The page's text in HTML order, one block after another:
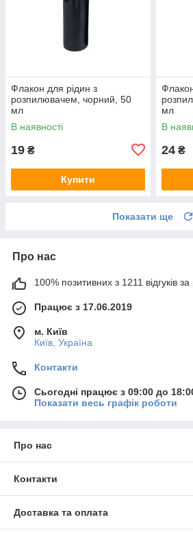
Флакон для рідин з
розпилювачем, чорний, 50
мл
В наявності
19 ₴
Купити
мл
В
24 ₴
Показати ще
Про нас
100% позитивних з 1211 відгуків за
Працює з 17.06.2019
м. Київ
Київ, Україна
Контакти
Сьогодні працює з 09:00 до
Показати весь графік роботи
Про нас
Контакти
Доставка та оплата